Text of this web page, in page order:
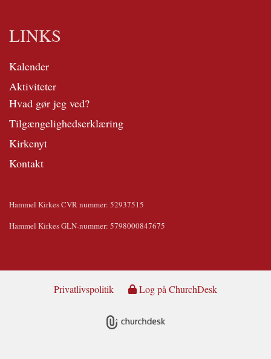
LINKS
Kalender
Aktiviteter
Hvad gør jeg ved?
Tilgængelighedserklæring
Kirkenyt
Kontakt
Hammel Kirkes CVR nummer: 52937515
Hammel Kirkes GLN-nummer: 5798000847675
Privatlivspolitik Log på ChurchDesk